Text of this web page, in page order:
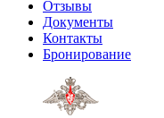
Отзывы
Документы
Контакты
Бронирование